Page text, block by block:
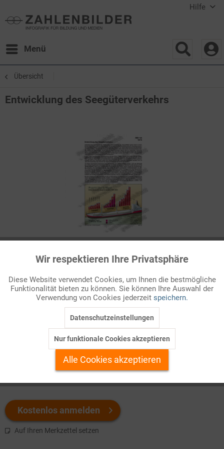
Hilfe
Menü
Übersicht
Entwicklung des Seegüterverkehrs
der Seeschifffahrt gehen Hand in Hand. Mit der Geburt der
modernen Weltwirtschaft, die ein Netz zwischen
Rohstoffzulieferern, Industrieproduz ...
Welchen Download brauchen Sie?
Kostenlos anmelden
Auf Ihren Merkzettel setzen
Funktionale Aktiv
Marketing Inaktiv
Personalisierung Inaktiv
Service
Wir respektieren Ihre Privatsphäre
Diese Website verwendet Cookies, um Ihnen die bestmögliche
Funktionalität bieten zu können. Sie können Ihre Auswahl der
Verwendung von Cookies jederzeit speichern.
Datenschutzeinstellungen
Nur funktionale Cookies akzeptieren
Alle Cookies akzeptieren